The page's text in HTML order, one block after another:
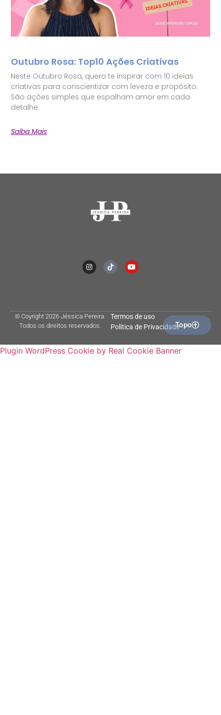
Outubro Rosa: Top10 Ações Criativas
Neste Outubro Rosa, quero te inspirar com 10 ideias
criativas para conscientizar com leveza e propósito.
São ações simples que espalham amor em cada
detalhe.
Saiba Mais
© Coyright 2026 Jéssica Pereira.
Todos os direitos reservados.
Termos de uso
Política de PrivacidadeTopo
Plugin WordPress Cookie by Real Cookie Banner